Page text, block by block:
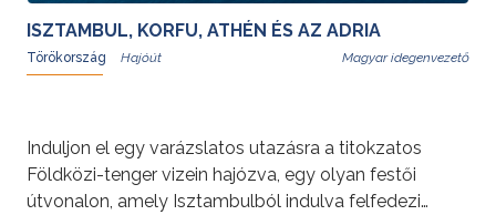
ISZTAMBUL, KORFU, ATHÉN ÉS AZ ADRIA
Törökország Magyar idegenvezető
Induljon el egy varázslatos utazásra a titokzatos
Földközi-tenger vizein hajózva, egy olyan festői
útvonalon, amely Isztambulból indulva felfedezi